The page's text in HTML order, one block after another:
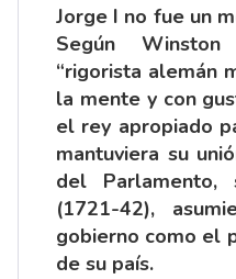
Jorge I no fue un
Según
“rigorista alemán
la mente y con
el rey apropiado
mantuviera su
del
(1721-42),
gobierno como el
de su país.